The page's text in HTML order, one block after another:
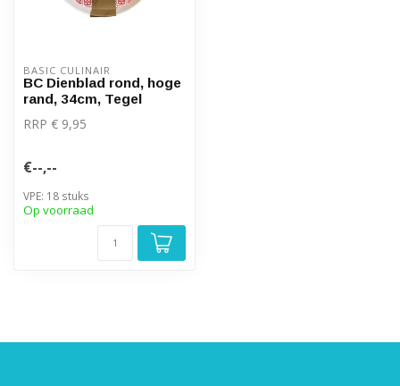
BASIC CULINAIR
BC Dienblad rond, hoge
rand, 34cm, Tegel
RRP € 9,95
€--,--
VPE: 18 stuks
Op voorraad